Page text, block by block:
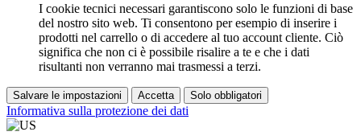
I cookie tecnici necessari garantiscono solo le funzioni di base
del nostro sito web. Ti consentono per esempio di inserire i
prodotti nel carrello o di accedere al tuo account cliente. Ciò
significa che non ci è possibile risalire a te e che i dati
risultanti non verranno mai trasmessi a terzi.
Salvare le impostazioni Accetta Solo obbligatori
Informativa sulla protezione dei dati